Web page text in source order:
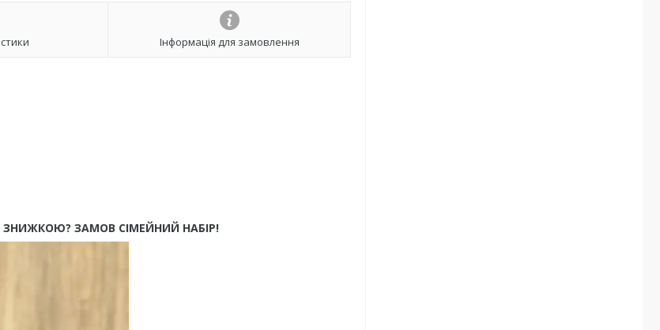
Інформація для замовлення
ЗАМОВ СІМЕЙНИЙ НАБІР!